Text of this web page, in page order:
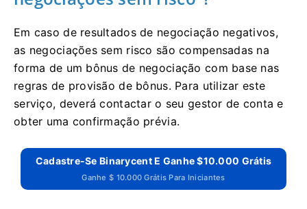
Em caso de resultados de negociação negativos,
as negociações sem risco são compensadas na
forma de um bônus de negociação com base nas
regras de provisão de bônus. Para utilizar este
serviço, deverá contactar o seu gestor de conta e
obter uma confirmação prévia.
Cadastre-Se Binarycent E Ganhe $10.000 Grátis
Ganhe $ 10.000 Grátis Para Iniciantes